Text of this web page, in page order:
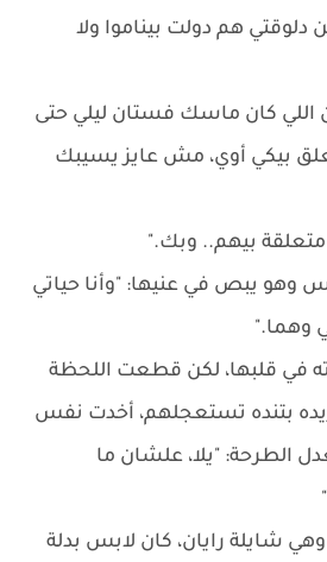
هم دولت بيناموا ولا
اللي كان ماسك فستان ليلي حتى
بيكي أوي، مش عايز يسيبك
متعلقة بيهم.. وبك."
وهو يبص في عنيها: "وأنا حياتي
وهما."
في قلبها، لكن قطعت اللحظة
بتنده تستعجلهم، أخدت نفس
الطرحة: "يلا، علشان ما
شايلة رايان، كان لابس بدلة